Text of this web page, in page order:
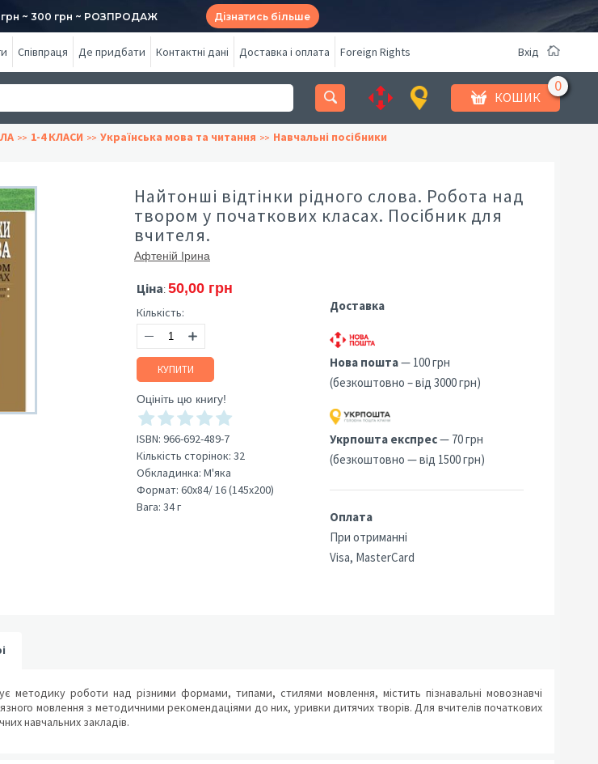
~ 300 грн ~ РОЗПРОДАЖ Дізнатись більше
Співпраця Де придбати Контактні дані Доставка і оплата Foreign Rights Вхід
КОШИК
1-4 КЛАСИ Українська мова та читання Навчальні посібники
Найтонші відтінки рідного слова. Робота над
твором у початкових класах. Посібник для
вчителя.
Афтеній Ірина
Ціна: 50,00 грн
Кількість:
КУПИТИ
Оцініть цю книгу!
ISBN: 966-692-489-7
Кількість сторінок: 32
Обкладинка: М'яка
Формат: 60х84/ 16 (145х200)
Вага: 34 г
Доставка
Нова пошта— 100 грн
(безкоштовно – від 3000 грн)
Укрпошта експрес— 70 грн
(безкоштовно — від 1500 грн)
Оплата
При отриманні
Visa, MasterCard
методику роботи над різними формами, типами, стилями мовлення, містить пізнавальні мовознавчі
мовлення з методичними рекомендаціями до них, уривки дитячих творів. Для вчителів початкових
навчальних закладів.